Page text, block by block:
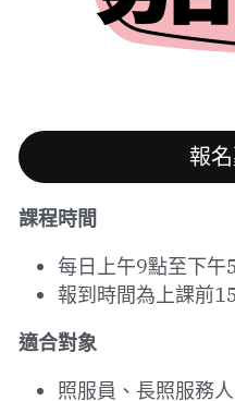
報
課程時間
每日上午9點至下午
報到時間為上課前
適合對象
照服員、長照服務